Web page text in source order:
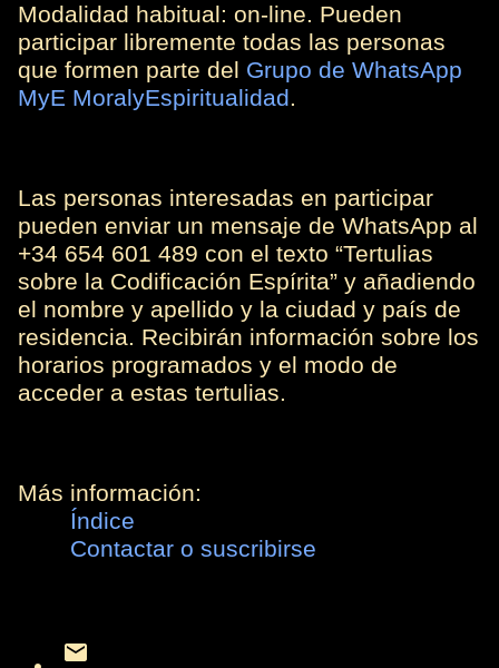
Modalidad habitual: on-line. Pueden
participar libremente todas las personas
que formen parte del Grupo de WhatsApp
MyE MoralyEspiritualidad.
Las personas interesadas en participar
pueden enviar un mensaje de WhatsApp al
+34 654 601 489 con el texto “Tertulias
sobre la Codificación Espírita” y añadiendo
el nombre y apellido y la ciudad y país de
residencia. Recibirán información sobre los
horarios programados y el modo de
acceder a estas tertulias.
Más información:
Índice
Contactar o suscribirse